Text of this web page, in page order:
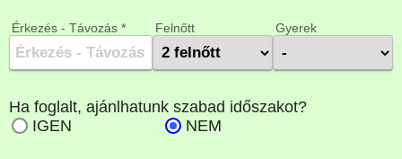
Érkezés - Távozás * Felnőtt Gyerek